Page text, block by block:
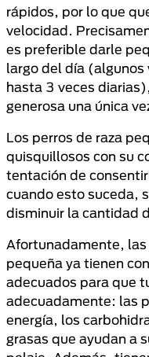
rápidos, por lo que
velocidad.
es preferible darle
largo del día (algunos
hasta 3 veces
generosa una única
Los perros de raza
quisquillosos con su
tentación de
cuando esto suceda,
disminuir la cantidad
Afortunadamente,
pequeña ya tienen
adecuados para que
adecuadamente: las
energía, los
grasas que ayudan a